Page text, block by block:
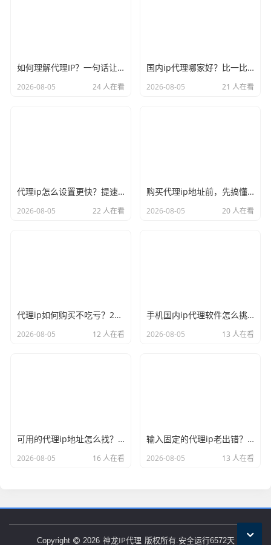
如何理解代理IP？一句话让你彻底不再迷糊
2026-08-05 24 人在看
国内ip代理哪家好？比一比口碑就见分晓
2026-08-05 21 人在看
代理ip怎么设置更快？提速的几个关键点记牢
2026-08-05 22 人在看
购买代理ip地址前，先搞懂这三件事再说
2026-08-05 20 人在看
代理ip如何购买不吃亏？2026年的避坑心得奉上
2026-08-05 12 人在看
手机国内ip代理软件怎么挑？实用才是硬道理
2026-08-05 13 人在看
可用的代理ip地址怎么找？别再大海捞针了
2026-08-05 16 人在看
输入固定的代理ip老出错？多半是漏了这个细节
2026-08-05 13 人在看
Copyright 2026 神龙IP代理 版权所有.安全运行6572天